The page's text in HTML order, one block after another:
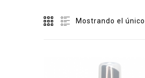
Mostrando el